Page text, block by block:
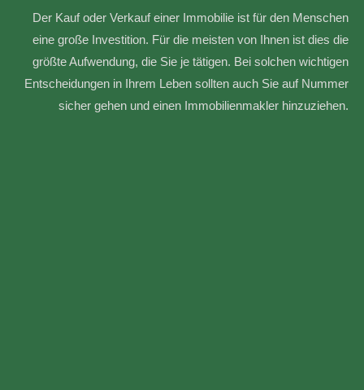
Der Kauf oder Verkauf einer Immobilie ist für den Menschen
eine große Investition. Für die meisten von Ihnen ist dies die
größte Aufwendung, die Sie je tätigen. Bei solchen wichtigen
Entscheidungen in Ihrem Leben sollten auch Sie auf Nummer
sicher gehen und einen Immobilienmakler hinzuziehen.